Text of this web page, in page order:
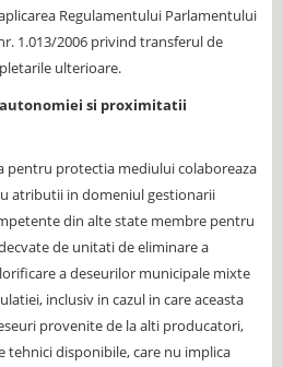
Regulamentului Parlamentului
1.013/2006 privind transferul de
ulterioare.
autonomiei si proximitatii
pentru protectia mediului colaboreaza
atributii in domeniul gestionarii
din alte state membre pentru
de unitati de eliminare a
a deseurilor municipale mixte
inclusiv in cazul in care aceasta
provenite de la alti producatori,
tehnici disponibile, care nu implica